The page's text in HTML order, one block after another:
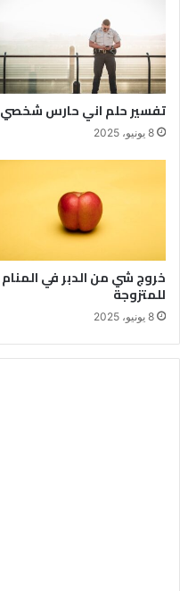
تفسير حلم اني حارس شخصي
8 يونيو، 2025
خروج شي من الدبر في المنام
للمتزوجة
8 يونيو، 2025